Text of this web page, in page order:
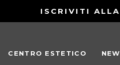
ISCRIVITI
CENTRO ESTETICO